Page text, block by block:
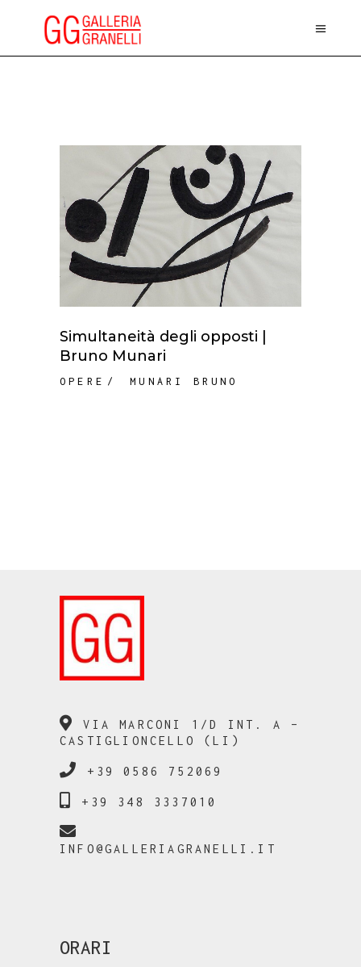
Simultaneità degli opposti |
Bruno Munari
OPERE MUNARI BRUNO
VIA MARCONI 1/D INT. A –
CASTIGLIONCELLO (LI)
+39 0586 752069
+39 348 3337010
INFO@GALLERIAGRANELLI.IT
ORARI